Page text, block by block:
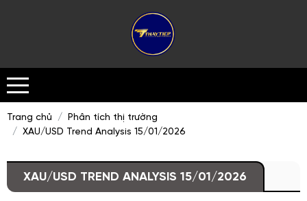
Trang chủ
Phân tích thị trường
XAU/USD Trend Analysis 15/01/2026
XAU/USD TREND ANALYSIS 15/01/2026